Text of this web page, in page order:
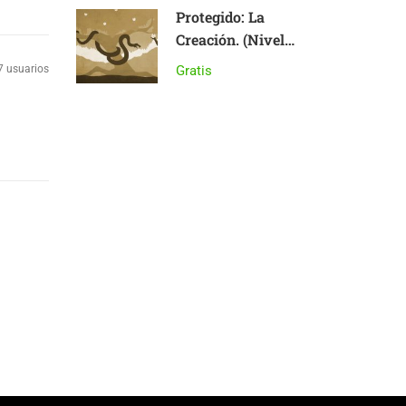
usuarios
Protegido: La
Creación. (Nivel
Medio)
Gratis